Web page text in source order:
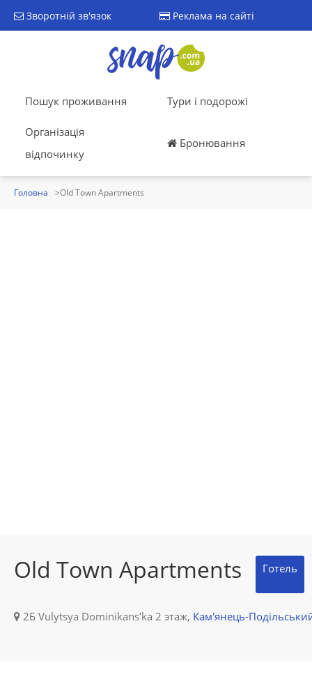
Зворотній зв'язок Реклама на сайті
Пошук проживання Тури і подорожі
Організація
відпочинку
Бронювання
Головна Old Town Apartments
Old Town Apartments Готель
2Б Vulytsya Dominikansʹka 2 этаж, Кам'янець-